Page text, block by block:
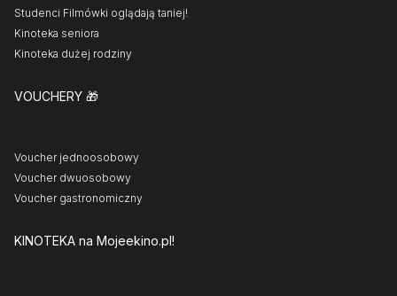
Studenci Filmówki oglądają taniej!
Kinoteka seniora
Kinoteka dużej rodziny
VOUCHERY 🎁
Voucher jednoosobowy
Voucher dwuosobowy
Voucher gastronomiczny
KINOTEKA na Mojeekino.pl!